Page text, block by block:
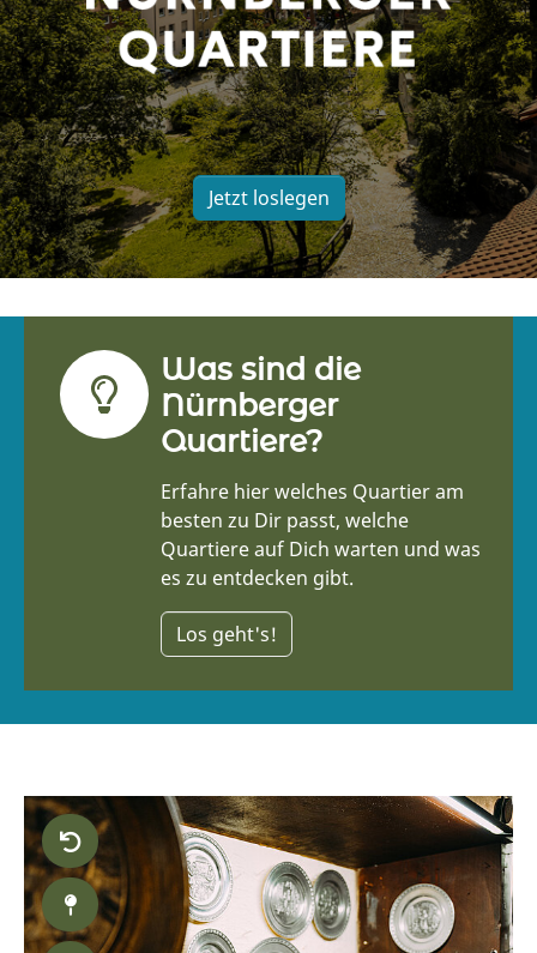
Jetzt loslegen
Was sind die
Nürnberger
Quartiere?
Erfahre hier welches Quartier am
besten zu Dir passt, welche
Quartiere auf Dich warten und was
es zu entdecken gibt.
Los geht's!